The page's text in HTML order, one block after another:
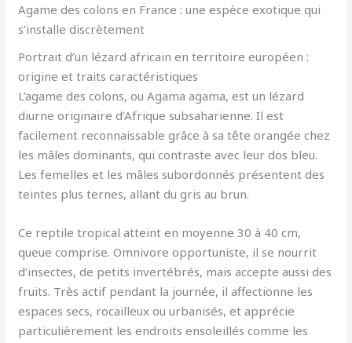
Agame des colons en France : une espèce exotique qui
s’installe discrètement
Portrait d’un lézard africain en territoire européen :
origine et traits caractéristiques
L’agame des colons, ou Agama agama, est un lézard
diurne originaire d’Afrique subsaharienne. Il est
facilement reconnaissable grâce à sa tête orangée chez
les mâles dominants, qui contraste avec leur dos bleu.
Les femelles et les mâles subordonnés présentent des
teintes plus ternes, allant du gris au brun.
Ce reptile tropical atteint en moyenne 30 à 40 cm,
queue comprise. Omnivore opportuniste, il se nourrit
d’insectes, de petits invertébrés, mais accepte aussi des
fruits. Très actif pendant la journée, il affectionne les
espaces secs, rocailleux ou urbanisés, et apprécie
particulièrement les endroits ensoleillés comme les